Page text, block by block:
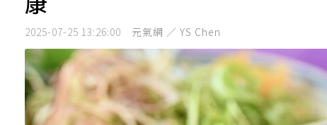
2025-07-25 13:26:00 元氣網 ／ YS Chen